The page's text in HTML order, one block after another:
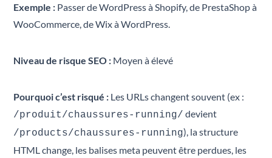
Exemple : Passer de WordPress à Shopify, de PrestaShop à
WooCommerce, de Wix à WordPress.
Niveau de risque SEO : Moyen à élevé
Pourquoi c’est risqué : Les URLs changent souvent (ex :
/produit/chaussures-running/ devient
/products/chaussures-running), la structure
HTML change, les balises meta peuvent être perdues, les